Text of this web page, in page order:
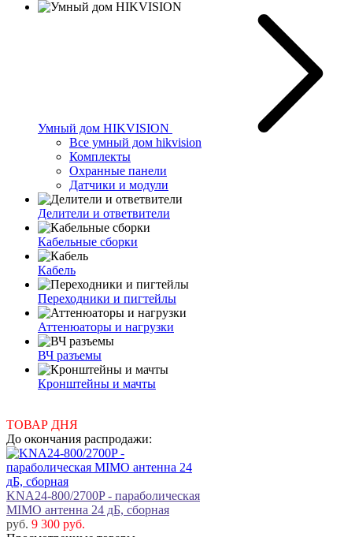
Умный дом HIKVISION
Все умный дом hikvision
Комплекты
Охранные панели
Датчики и модули
Делители и ответвители
Кабельные сборки
Кабель
Переходники и пигтейлы
Аттенюаторы и нагрузки
ВЧ разъемы
Кронштейны и мачты
ТОВАР ДНЯ
До окончания распродажи:
KNA24-800/2700P - параболическая
MIMO антенна 24 дБ, сборная
руб. 9 300 руб.